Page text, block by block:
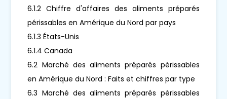
6.1.2 Chiffre d'affaires des aliments préparés
périssables en Amérique du Nord par pays
6.1.3 États-Unis
6.1.4 Canada
6.2 Marché des aliments préparés périssables
en Amérique du Nord : Faits et chiffres par type
6.3 Marché des aliments préparés périssables